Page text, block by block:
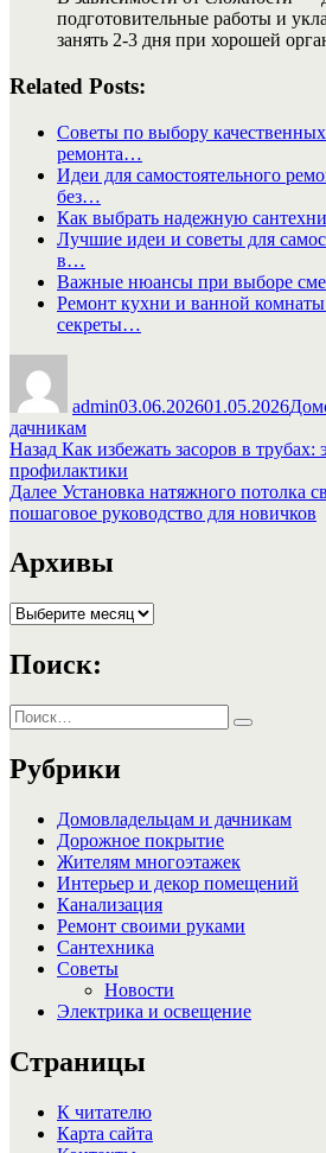
подготовительные работы и
занять 2-3 дня при хорошей
Related Posts:
Советы по выбору
ремонта…
Идеи для самостоятельного
без…
Как выбрать надежную
Лучшие идеи и советы для
в…
Важные нюансы при выборе
Ремонт кухни и ванной
секреты…
admin03.06.202601.05.2026
дачникам
Навигация
по
записям
Назад Предыдущая
запись:
Как избежать засоров в
профилактики
Далее Следующая
запись:
Установка натяжного потолка
пошаговое руководство для новичков
Архивы
Архивы
Поиск:
Искать:
Поиск
Рубрики
Домовладельцам и дачникам
Дорожное покрытие
Жителям многоэтажек
Интерьер и декор помещений
Канализация
Ремонт своими руками
Сантехника
Советы
Новости
Электрика и освещение
Страницы
К читателю
Карта сайта